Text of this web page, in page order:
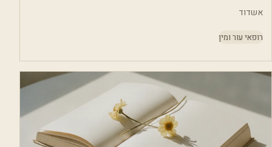
אשדוד
רופאי עור ומין